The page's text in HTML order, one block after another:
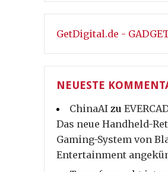
GetDigital.de -
NEUESTE
ChinaAI zu
Das neue Handheld-
Gaming-System von
Entertainment